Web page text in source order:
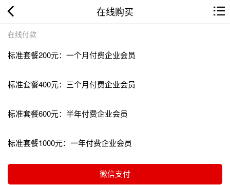
在线购买
在线付款
标准套餐200元：一个月付费企业会员
标准套餐400元：三个月付费企业会员
标准套餐600元：半年付费企业会员
标准套餐1000元：一年付费企业会员